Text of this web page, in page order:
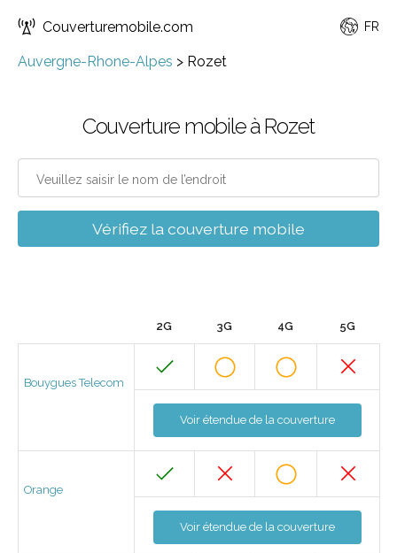
Couverturemobile.com FR
Auvergne-Rhone-Alpes > Rozet
Couverture mobile à Rozet
Vérifiez la couverture mobile
2G 3G 4G 5G
Bouygues Telecom
Voir étendue de la couverture
Orange
Voir étendue de la couverture